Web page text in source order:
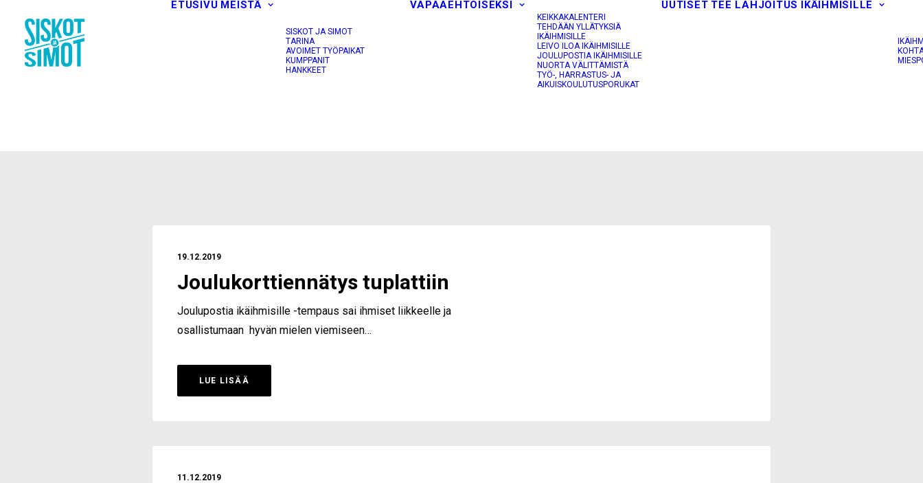
ETUSIVU MEISTÄ
SISKOT JA SIMOT
TARINA
AVOIMET TYÖPAIKAT
KUMPPANIT
HANKKEET
VAPAAEHTOISEKSI
KEIKKAKALENTERI
TEHDÄÄN YLLÄTYKSIÄ
IKÄIHMISILLE
LEIVO ILOA IKÄIHMISILLE
JOULUPOSTIA IKÄIHMISILLE
NUORTA VÄLITTÄMISTÄ
TYÖ-, HARRASTUS- JA
AIKUISKOULUTUSPORUKAT
UUTISET TEE LAHJOITUS IKÄIHMISILLE
19.12.2019
Joulukorttiennätys tuplattiin
Joulupostia ikäihmisille -tempaus sai ihmiset liikkeelle ja
osallistumaan hyvän mielen viemiseen…
LUE LISÄÄ
11.12.2019